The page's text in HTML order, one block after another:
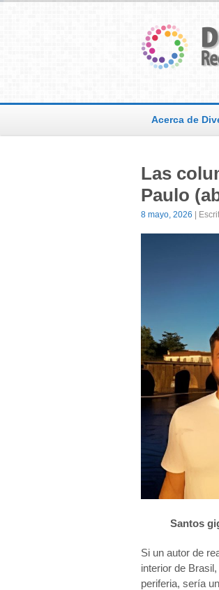
Acerca de
Las
Paulo
8 mayo, 2026 |
Santos
Si un autor de
interior de
periferia, sería